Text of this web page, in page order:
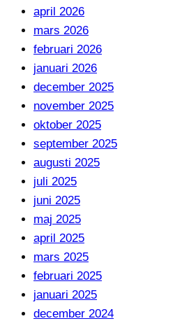
april 2026
mars 2026
februari 2026
januari 2026
december 2025
november 2025
oktober 2025
september 2025
augusti 2025
juli 2025
juni 2025
maj 2025
april 2025
mars 2025
februari 2025
januari 2025
december 2024